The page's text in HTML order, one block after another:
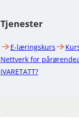
Tjenester
E-læringskurs
Nettverk for
IVARETATT?